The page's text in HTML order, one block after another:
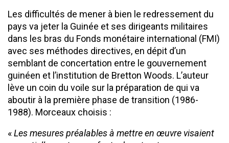
Les difficultés de mener à bien le redressement du
pays va jeter la Guinée et ses dirigeants militaires
dans les bras du Fonds monétaire international (FMI)
avec ses méthodes directives, en dépit d’un
semblant de concertation entre le gouvernement
guinéen et l’institution de Bretton Woods. L’auteur
lève un coin du voile sur la préparation de qui va
aboutir à la première phase de transition (1986-
1988). Morceaux choisis :
«Les mesures préalables à mettre en œuvre visaient